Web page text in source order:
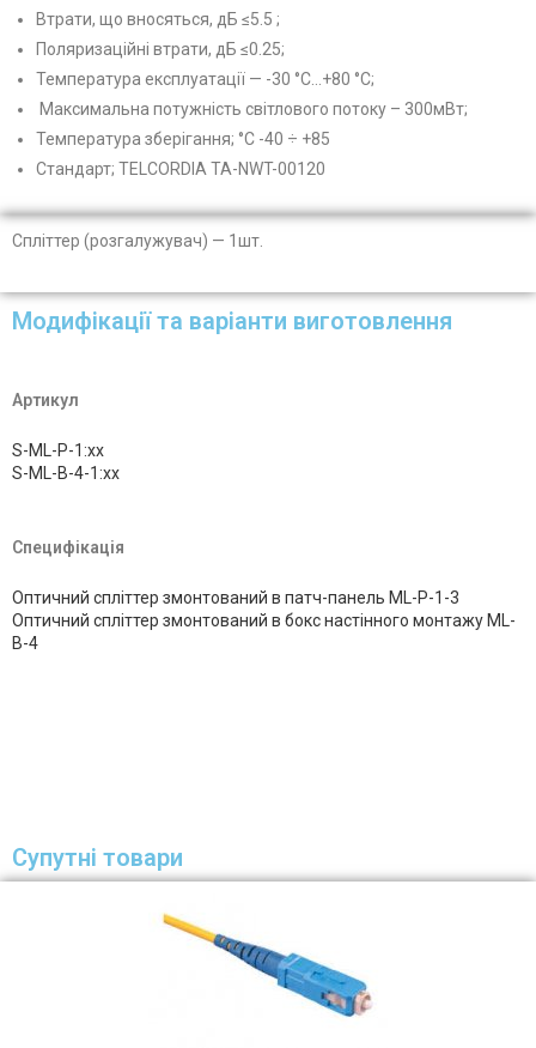
Втрати, що вносяться, дБ ≤5.5 ;
Поляризаційні втрати, дБ ≤0.25;
Температура експлуатації — -30 °C…+80 °C;
Максимальна потужність світлового потоку – 300мВт;
Температура зберігання; °С -40 ÷ +85
Стандарт; TELCORDIA TA-NWT-00120
Спліттер (розгалужувач) — 1шт.
Модифікації та варіанти виготовлення
Артикул
S-ML-P-1:xx
S-ML-B-4-1:xx
Специфікація
Оптичний спліттер змонтований в патч-панель ML-P-1-3
Оптичний спліттер змонтований в бокс настінного монтажу ML-
B-4
Супутні товари